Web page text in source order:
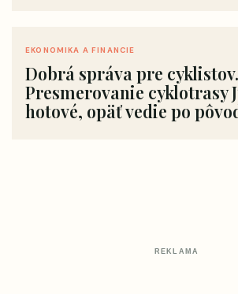
EKONOMIKA A FINANCIE
Dobrá správa pre cyklistov.
Presmerovanie cyklotrasy
hotové, opäť vedie po
REKLAMA